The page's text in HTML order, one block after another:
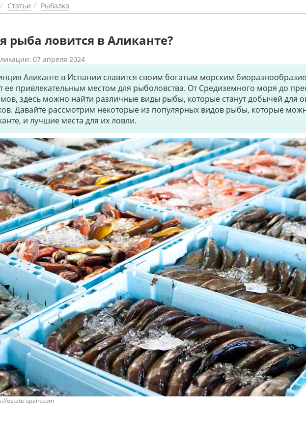
Статьи Рыбалка
рыба ловится в Аликанте?
07 апреля 2024
Аликанте в Испании славится своим богатым морским
ее привлекательным местом для рыболовства. От Средиземного моря до
здесь можно найти различные виды рыбы, которые станут добычей для
Давайте рассмотрим некоторые из популярных видов рыбы, которые
и лучшие места для их ловли.
estate-spain.com